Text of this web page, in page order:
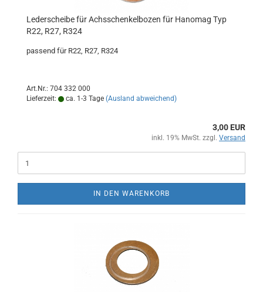
Lederscheibe für Achsschenkelbozen für Hanomag Typ
R22, R27, R324
passend für R22, R27, R324
Art.Nr.: 704 332 000
Lieferzeit:
ca. 1-3 Tage (Ausland abweichend)
3,00 EUR
inkl. 19% MwSt. zzgl. Versand
IN DEN WARENKORB